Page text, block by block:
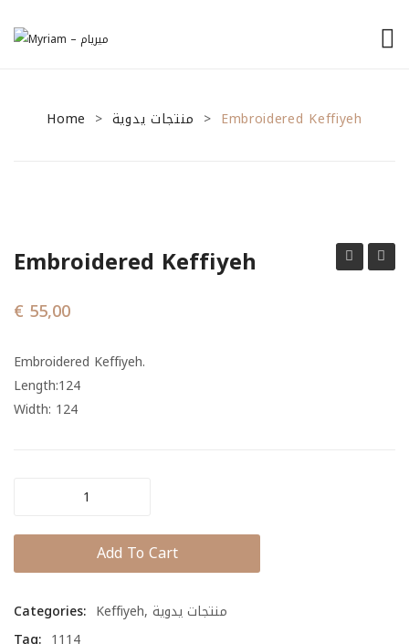
من نحن
Financial Tips
Home > منتجات يدوية > Embroidered Keffiyeh
Embroidered Keffiyeh
€ 55,00
Embroidered Keffiyeh.
Length:124
Width: 124
Embroidered
quantity
Add To Cart
Categories: Keffiyeh, منتجات يدوية